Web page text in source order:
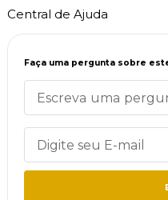
Central de Ajuda
Faça uma pergunta sobre